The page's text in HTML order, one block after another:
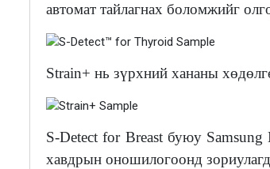
автомат тайлагнах боломжийг
Strain+ нь зүрхний хананы
S-Detect for Breast буюу
хавдрын оношилогоонд